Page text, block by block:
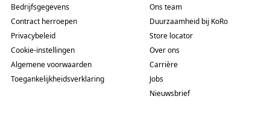
Bedrijfsgegevens
Contract herroepen
Privacybeleid
Cookie-instellingen
Algemene voorwaarden
Toegankelijkheidsverklaring
Ons team
Duurzaamheid bij KoRo
Store locator
Over ons
Carrière
Jobs
Nieuwsbrief